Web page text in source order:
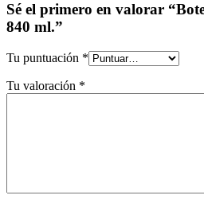
Sé el primero en valorar
840 ml.”
Tu puntuación *
Tu valoración *